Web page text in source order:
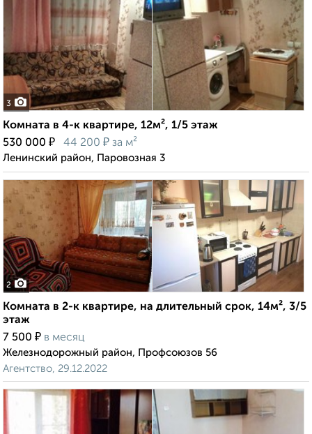
3
Комната в 4-к квартире, 12м², 1/5 этаж
530 000 ₽ 44 200 ₽ за м²
Ленинский район, Паровозная 3
2
Комната в 2-к квартире, на длительный срок, 14м², 3/5
этаж
7 500 ₽ в месяц
Железнодорожный район, Профсоюзов 56
Агентство, 29.12.2022